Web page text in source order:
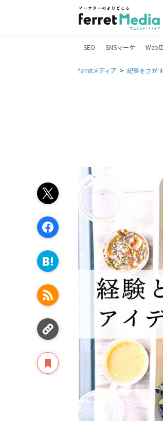
SEO SNSマーケ Web
ferretメディア 記事をさが